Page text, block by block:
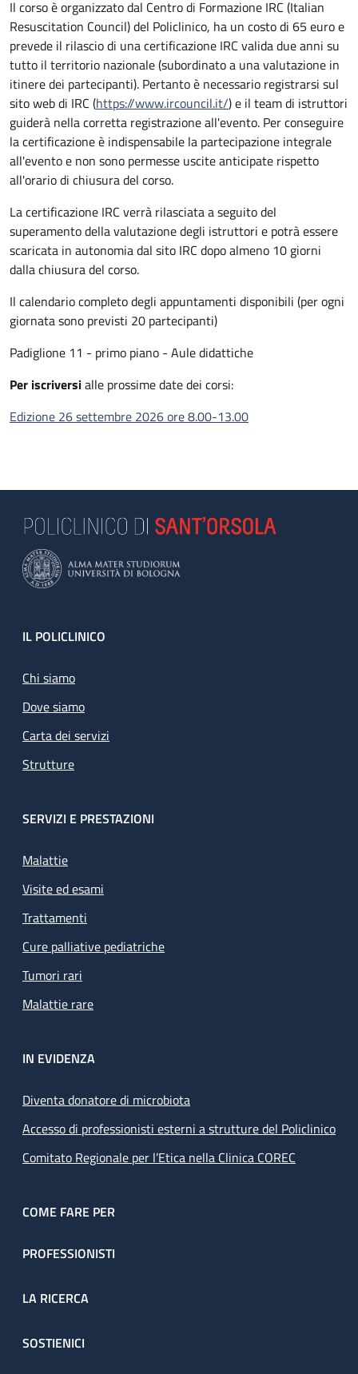
Il corso è organizzato dal Centro di Formazione IRC (Italian
Resuscitation Council) del Policlinico, ha un costo di 65 euro e
prevede il rilascio di una certificazione IRC valida due anni su
tutto il territorio nazionale (subordinato a una valutazione in
itinere dei partecipanti). Pertanto è necessario registrarsi sul
sito web di IRC (https://www.ircouncil.it/) e il team di istruttori
guiderà nella corretta registrazione all'evento. Per conseguire
la certificazione è indispensabile la partecipazione integrale
all'evento e non sono permesse uscite anticipate rispetto
all'orario di chiusura del corso.
La certificazione IRC verrà rilasciata a seguito del
superamento della valutazione degli istruttori e potrà essere
scaricata in autonomia dal sito IRC dopo almeno 10 giorni
dalla chiusura del corso.
Il calendario completo degli appuntamenti disponibili (per ogni
giornata sono previsti 20 partecipanti)
Padiglione 11 - primo piano - Aule didattiche
Per iscriversialle prossime date dei corsi:
Edizione 26 settembre 2026 ore 8.00-13.00
Footer
IL POLICLINICO
Chi siamo
Dove siamo
Carta dei servizi
Strutture
SERVIZI E PRESTAZIONI
Malattie
Visite ed esami
Trattamenti
Cure palliative pediatriche
Tumori rari
Malattie rare
IN EVIDENZA
Diventa donatore di microbiota
Accesso di professionisti esterni a strutture del Policlinico
Comitato Regionale per l’Etica nella Clinica COREC
COME FARE PER
PROFESSIONISTI
LA RICERCA
SOSTIENICI